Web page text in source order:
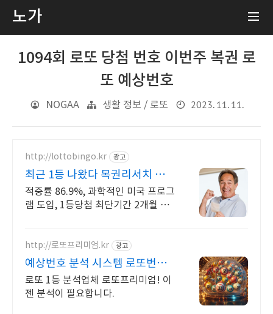
노가
1094회 로또 당첨 번호 이번주 복권 로
또 예상번호
NOGAA 생활 정보 / 로또 2023. 11. 11.
http://lottobingo.kr 광고
최근 1등 나왔다 복권리서치 매
주 2등 이상 당첨자 속출
적중률 86.9%, 과학적인 미국 프로그
램 도입, 1등당첨 최단기간 2개월 신
http://로또프리미엄.kr 광고
예상번호 분석 시스템 로또번호
분석업체
로또 1등 분석업체 로또프리미엄! 이
젠 분석이 필요합니다.